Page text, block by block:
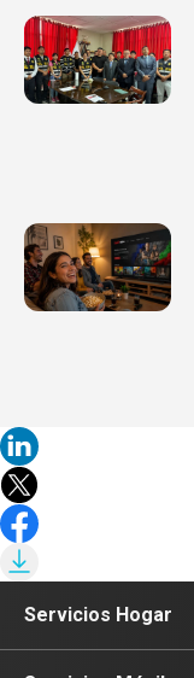
Servicios Hogar